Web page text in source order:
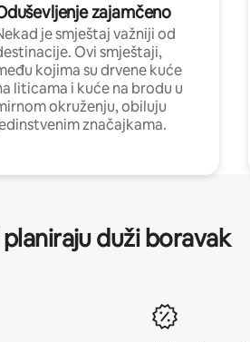
zajamčeno
je smještaj važniji od
Ovi smještaji,
kojima su drvene kuće
liticama i kuće na brodu u
okruženju, obiluju
značajkama.
duži boravak